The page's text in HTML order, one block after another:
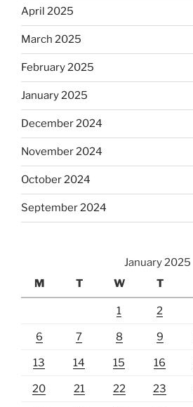
April 2025
March 2025
February 2025
January 2025
December 2024
November 2024
October 2024
September 2024
January 2025
M
T W T
1 2
6 7 8 9
13 14 15 16
20 21 22 23